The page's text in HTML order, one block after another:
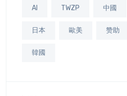
AI TWZP 中國
日本 歐美 赞助
韓國